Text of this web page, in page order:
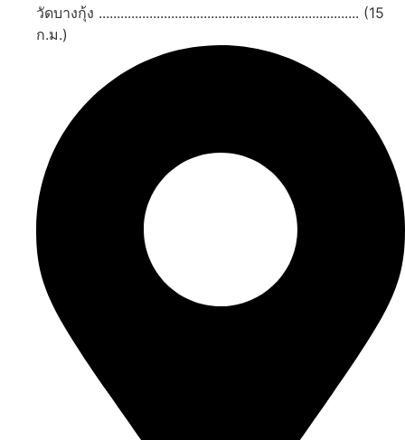
วัดบางกุ้ง ........................................................................ (15
ก.ม.)